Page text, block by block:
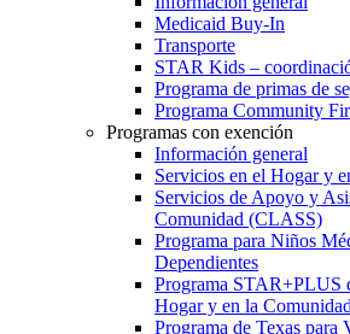
Medicaid Buy-In
Transporte
STAR Kids –
Programa de primas de
Programa Community
Programas con exención
Información general
Servicios en el Hogar y
Servicios de Apoyo y
Comunidad (CLASS)
Programa para Niños
Dependientes
Programa STAR+PLUS
Hogar y en la
Programa de Texas